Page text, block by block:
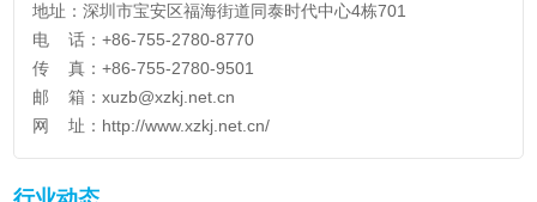
地址：深圳市宝安区福海街道同泰时代中心4栋701
电 话：+86-755-2780-8770
传 真：+86-755-2780-9501
邮 箱：xuzb@xzkj.net.cn
网 址： http://www.xzkj.net.cn/